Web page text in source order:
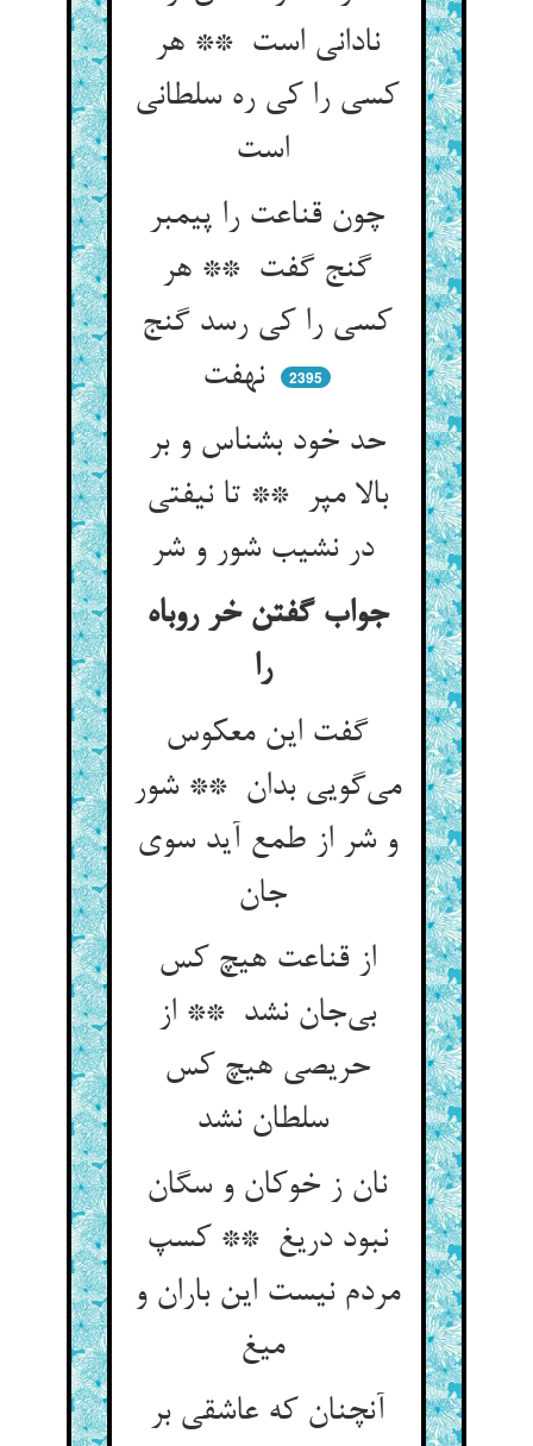
نادانی است ** هر
کسی را کی ره سلطانی
است
چون قناعت را پیمبر
گنج گفت ** هر
کسی را کی رسد گنج
نهفت
2395
حد خود بشناس و بر
بالا مپر ** تا نیفتی
در نشیب شور و شر
جواب گفتن خر روباه
را
گفت این معکوس
می‌گویی بدان ** شور
و شر از طمع آید سوی
جان
از قناعت هیچ کس
بی‌جان نشد ** از
حریصی هیچ کس
سلطان نشد
نان ز خوکان و سگان
نبود دریغ ** کسپ
مردم نیست این باران و
میغ
آنچنان که عاشقی بر